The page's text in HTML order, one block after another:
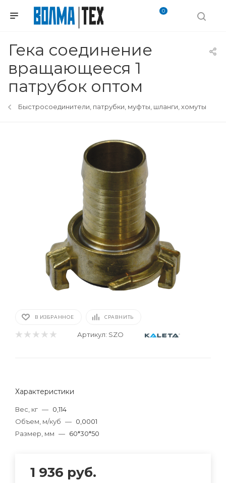
0
Гека соединение
вращающееся 1
патрубок оптом
Быстросоединители, патрубки, муфты, шланги, хомуты
В ИЗБРАННОЕ СРАВНИТЬ
Артикул: SZO
Характеристики
Вес, кг — 0,114
Объем, м/куб — 0,0001
Размер, мм — 60*30*50
1 936 руб.